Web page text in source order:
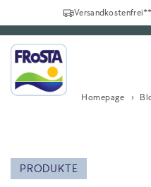
Homepage
PRODUKTE